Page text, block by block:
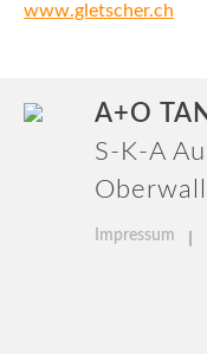
www.gletscher.ch
A+O
S-K-A
Impressum